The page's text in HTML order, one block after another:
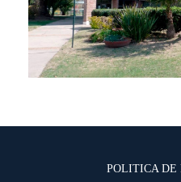
POLITICA DE